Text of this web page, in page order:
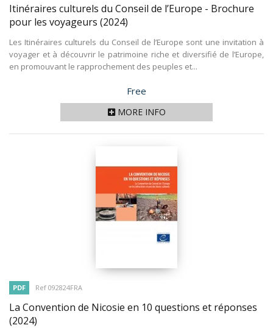
Itinéraires culturels du Conseil de l’Europe - Brochure
pour les voyageurs (2024)
Les Itinéraires culturels du Conseil de l’Europe sont une invitation à
voyager et à découvrir le patrimoine riche et diversifié de l’Europe,
en promouvant le rapprochement des peuples et...
Price
Free
MORE INFO
PDF Ref 092824FRA
La Convention de Nicosie en 10 questions et réponses
(2024)